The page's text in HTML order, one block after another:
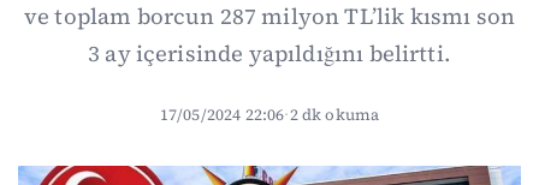
ve toplam borcun 287 milyon TL’lik kısmı son
3 ay içerisinde yapıldığını belirtti.
17/05/2024 22:06·2 dk okuma